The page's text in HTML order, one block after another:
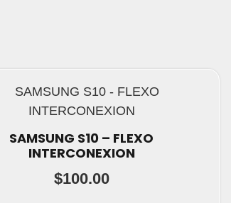
SAMSUNG S10 – FLEXO
INTERCONEXION
$100.00